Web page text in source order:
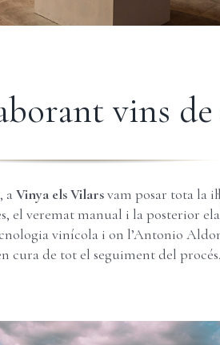
vins
aVinya els Vilarsvam posar tota la
el veremat manual i la posterior
vinícola i on l’Antonio
cura de tot el seguiment del procés.